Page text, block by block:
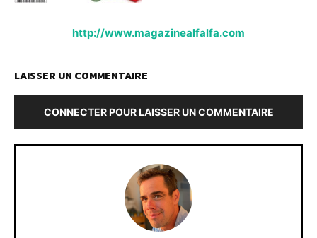
http://www.magazinealfalfa.com
LAISSER UN COMMENTAIRE
CONNECTER POUR LAISSER UN COMMENTAIRE